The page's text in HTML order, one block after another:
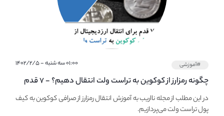
#آموزشی ۰۱:۰۰ سه شنبه - ۱۴۰۲/۲/۵
چگونه رمزارز از کوکوین به تراست ولت انتقال دهیم؟ - ۷ قدم
ساده برای انتقال ارزدیجیتال از صرافی Kucoin به Trust Wallet
در این مطلب از مجله نااریب به آموزش انتقال رمزارز از صرافی کوکوین به کیف
پول تراست ولت می‌پردازیم.